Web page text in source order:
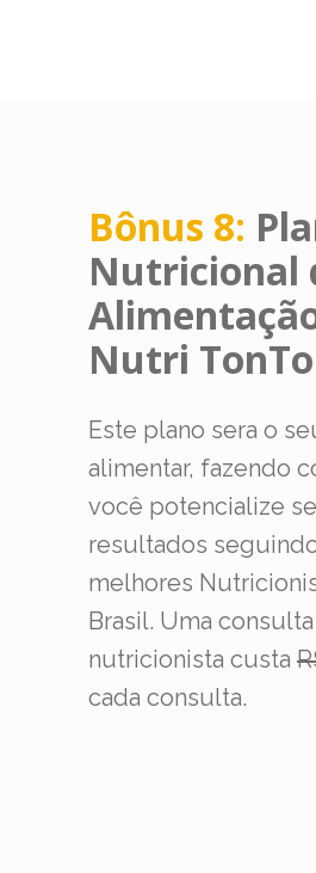
Bônus 8:
Nutricional
Nutri
Este plano sera o
alimentar, fazendo
você potencialize
resultados
melhores
Brasil. Uma
nutricionista custa
cada consulta.